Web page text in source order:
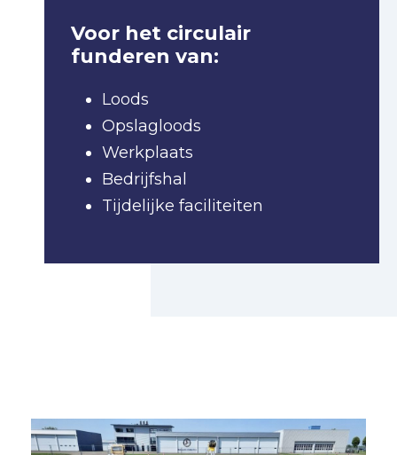
Voor het circulair
funderen van:
Loods
Opslagloods
Werkplaats
Bedrijfshal
Tijdelijke faciliteiten